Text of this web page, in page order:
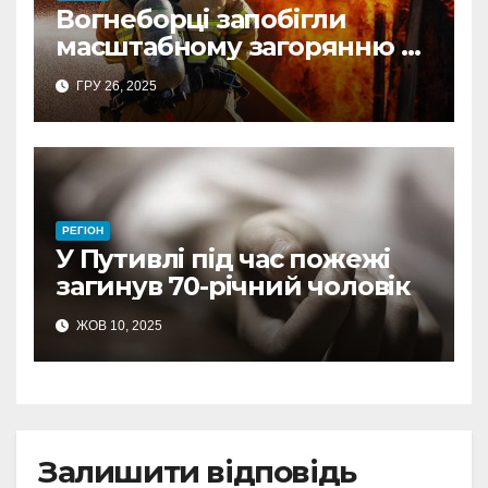
Вогнеборці запобігли
масштабному загорянню в
житловому секторі на
Шосткинщині
ГРУ 26, 2025
РЕГІОН
У Путивлі під час пожежі
загинув 70-річний чоловік
ЖОВ 10, 2025
Залишити відповідь